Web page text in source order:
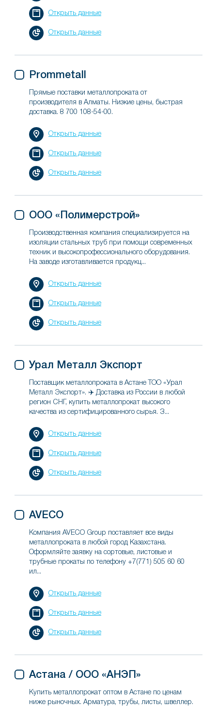
Открыть данные
Открыть данные
Prommetall
Прямые поставки металлопроката от
производителя в Алматы. Низкие цены, быстрая
доставка. 8 700 108-54-00.
Открыть данные
Открыть данные
Открыть данные
ООО «Полимерстрой»
Производственная компания специализируется на
изоляции стальных труб при помощи современных
техник и высокопрофессионального оборудования.
На заводе изготавливается продукц...
Открыть данные
Открыть данные
Открыть данные
Урал Металл Экспорт
Поставщик металлопроката в Астане ТОО «Урал
Металл Экспорт». ✈️ Доставка из России в любой
регион СНГ, купить металлопрокат высокого
качества из сертифицированного сырья. З...
Открыть данные
Открыть данные
Открыть данные
AVECO
Компания AVECO Group поставляет все виды
металлопроката в любой город Казахстана.
Оформляйте заявку на сортовые, листовые и
трубные прокаты по телефону +7(771) 505 60 60
ил...
Открыть данные
Открыть данные
Открыть данные
Астана / ООО «АНЭП»
Купить металлопрокат оптом в Астане по ценам
ниже рыночных. Арматура, трубы, листы, швеллер.